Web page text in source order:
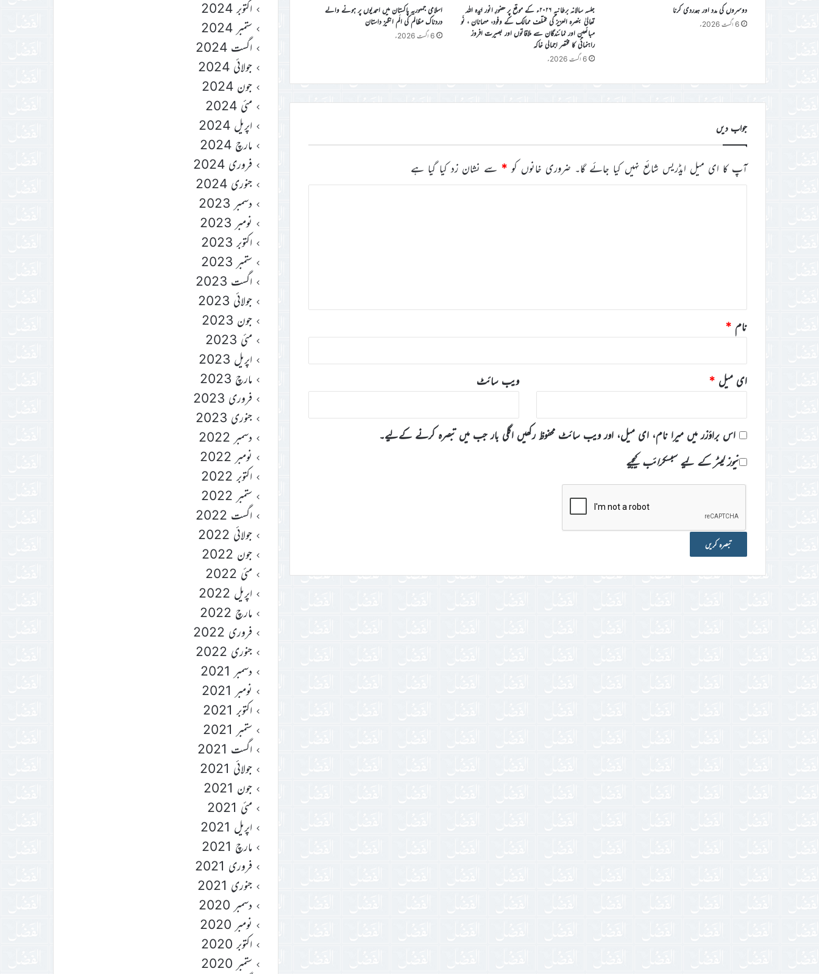
دوسروں کی مدد اور ہمدردی کرنا
6 اگست 2026ء
جلسہ سالانہ برطانیہ ۲۰۲۶ء کے موقع پر حضورِ انور ایّدہ الله
تعالیٰ بنصرہ العزیز کی مختلف ممالک کے وفود، مہمانان ، نَو
مبائعین اور نمائندگان سے ملاقاتوں اور بصیرت افروز
راہنمائی کا مختصر اجمالی خاکہ
6 اگست 2026ء
اسلامی جمہوریہ پاکستان میں احمدیوں پر ہونے والے
دردناک مظالم کی الَم انگیز داستان
6 اگست 2026ء
جواب دیں
آپ کا ای میل ایڈریس شائع نہیں کیا جائے گا۔ ضروری خانوں کو * سے نشان زد کیا گیا ہے
نام *
ای میل * ویب‌ سائٹ
اس براؤزر میں میرا نام، ای میل، اور ویب سائٹ محفوظ رکھیں اگلی بار جب میں تبصرہ کرنے کےلیے۔
نیوز لیٹر کے لیے سبسکرائب کیجیے
اکتوبر 2024
ستمبر 2024
اگست 2024
جولائی 2024
جون 2024
مئی 2024
اپریل 2024
مارچ 2024
فروری 2024
جنوری 2024
دسمبر 2023
نومبر 2023
اکتوبر 2023
ستمبر 2023
اگست 2023
جولائی 2023
جون 2023
مئی 2023
اپریل 2023
مارچ 2023
فروری 2023
جنوری 2023
دسمبر 2022
نومبر 2022
اکتوبر 2022
ستمبر 2022
اگست 2022
جولائی 2022
جون 2022
مئی 2022
اپریل 2022
مارچ 2022
فروری 2022
جنوری 2022
دسمبر 2021
نومبر 2021
اکتوبر 2021
ستمبر 2021
اگست 2021
جولائی 2021
جون 2021
مئی 2021
اپریل 2021
مارچ 2021
فروری 2021
جنوری 2021
دسمبر 2020
نومبر 2020
اکتوبر 2020
ستمبر 2020